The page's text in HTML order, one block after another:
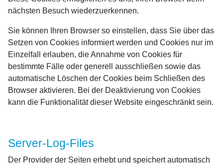
nächsten Besuch wiederzuerkennen.
Sie können Ihren Browser so einstellen, dass Sie über das
Setzen von Cookies informiert werden und Cookies nur im
Einzelfall erlauben, die Annahme von Cookies für
bestimmte Fälle oder generell ausschließen sowie das
automatische Löschen der Cookies beim Schließen des
Browser aktivieren. Bei der Deaktivierung von Cookies
kann die Funktionalität dieser Website eingeschränkt sein.
Server-Log-Files
Der Provider der Seiten erhebt und speichert automatisch